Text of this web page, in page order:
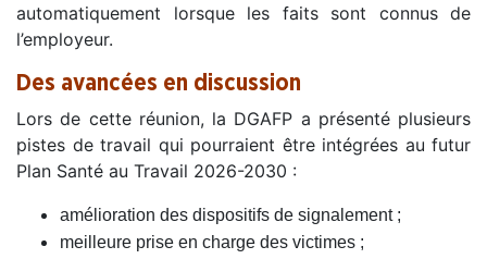
automatiquement lorsque les faits sont connus de
l’employeur.
Des avancées en discussion
Lors de cette réunion, la DGAFP a présenté plusieurs
pistes de travail qui pourraient être intégrées au futur
Plan Santé au Travail 2026-2030 :
amélioration des dispositifs de signalement ;
meilleure prise en charge des victimes ;